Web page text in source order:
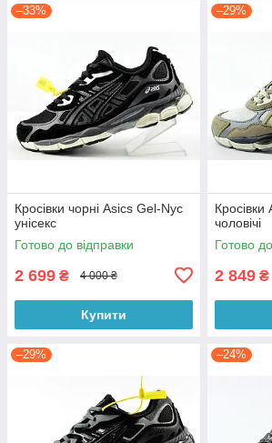
–33%
Кросівки чорні Asics Gel-Nyc
унісекс
Готово до відправки
2 699 ₴ 4 000 ₴
Купити
–29%
чоловічі
Готово
2 849 ₴
–29% –24%